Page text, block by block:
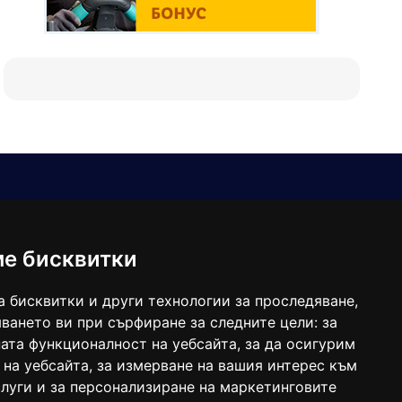
бисквитки
бисквитки и други технологии за проследяване,
ви при сърфиране за следните цели: за
функционалност на уебсайта, за да осигурим
уебсайта, за измерване на вашия интерес към
и за персонализиране на маркетинговите
balgarkanews@gmail.com